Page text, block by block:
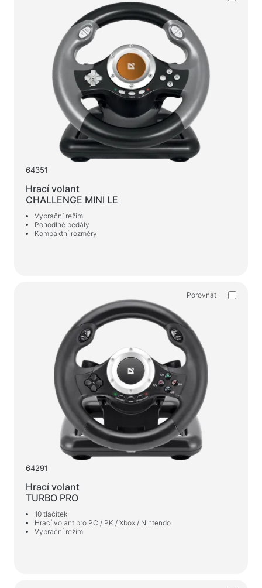
Pro aktivní sport
Sportovní zboží
Pracovní prostor a bytový nábytek
Stoly pro domácnost a kancelář
Rámy na stůl
Konferenční stolky
Židle pro domácnost a kancelář
Herní stoly
Herní židle
Testovací produkty
Masážní přístroje
64351
Hrací volant
CHALLENGE MINI LE
Vybrační režim
Pohodlné pedály
Kompaktní rozměry
Porovnat
64291
Hrací volant
TURBO PRO
10 tlačítek
Hrací volant pro PC / PK / Xbox / Nintendo
Vybrační režim